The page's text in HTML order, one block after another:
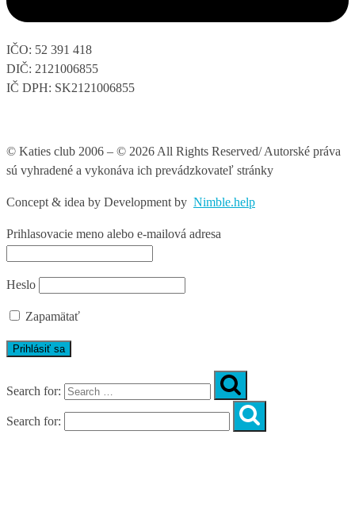
IČO: 52 391 418
DIČ: 2121006855
IČ DPH: SK2121006855
© Katies club 2006 – © 2026 All Rights Reserved/ Autorské práva
sú vyhradené a vykonáva ich prevádzkovateľ stránky
Concept & idea by Development by Nimble.help
Prihlasovacie meno alebo e-mailová adresa
Heslo
Zapamätať
Search for:
Search for: